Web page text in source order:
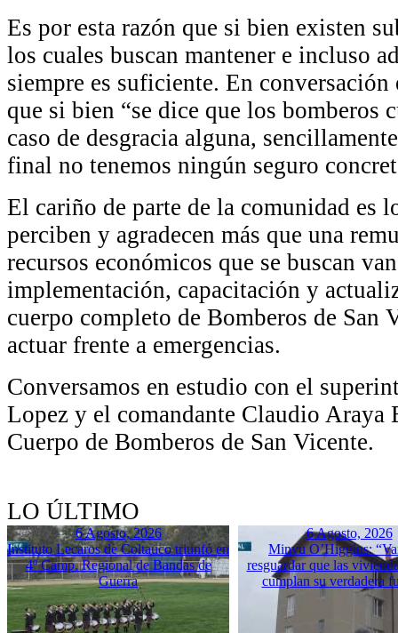
Es por esta razón que si bien existen
los cuales buscan mantener e incluso
siempre es suficiente. En
que si bien “se dice que los bomberos
caso de desgracia alguna,
final no tenemos ningún seguro
El cariño de parte de la comunidad es
perciben y agradecen más que una
recursos económicos que se buscan
implementación, capacitación y
cuerpo completo de Bomberos de San
actuar frente a emergencias.
Conversamos en estudio con el
Lopez y el comandante Claudio Araya
Cuerpo de Bomberos de San Vicente.
LO ÚLTIMO
6 Agosto, 2026
Instituto Lecaros de Coltauco triunfó en
4º Camp. Regional de Bandas de
Guerra
6 Agosto, 2026
Minvu O’Higgins:
resguardar que las
cumplan su verdadera